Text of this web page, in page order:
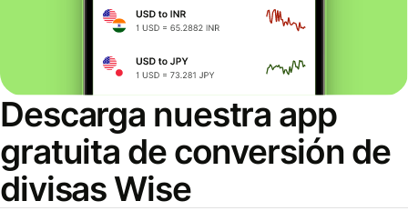
Descarga nuestra app
gratuita de conversión de
divisas Wise